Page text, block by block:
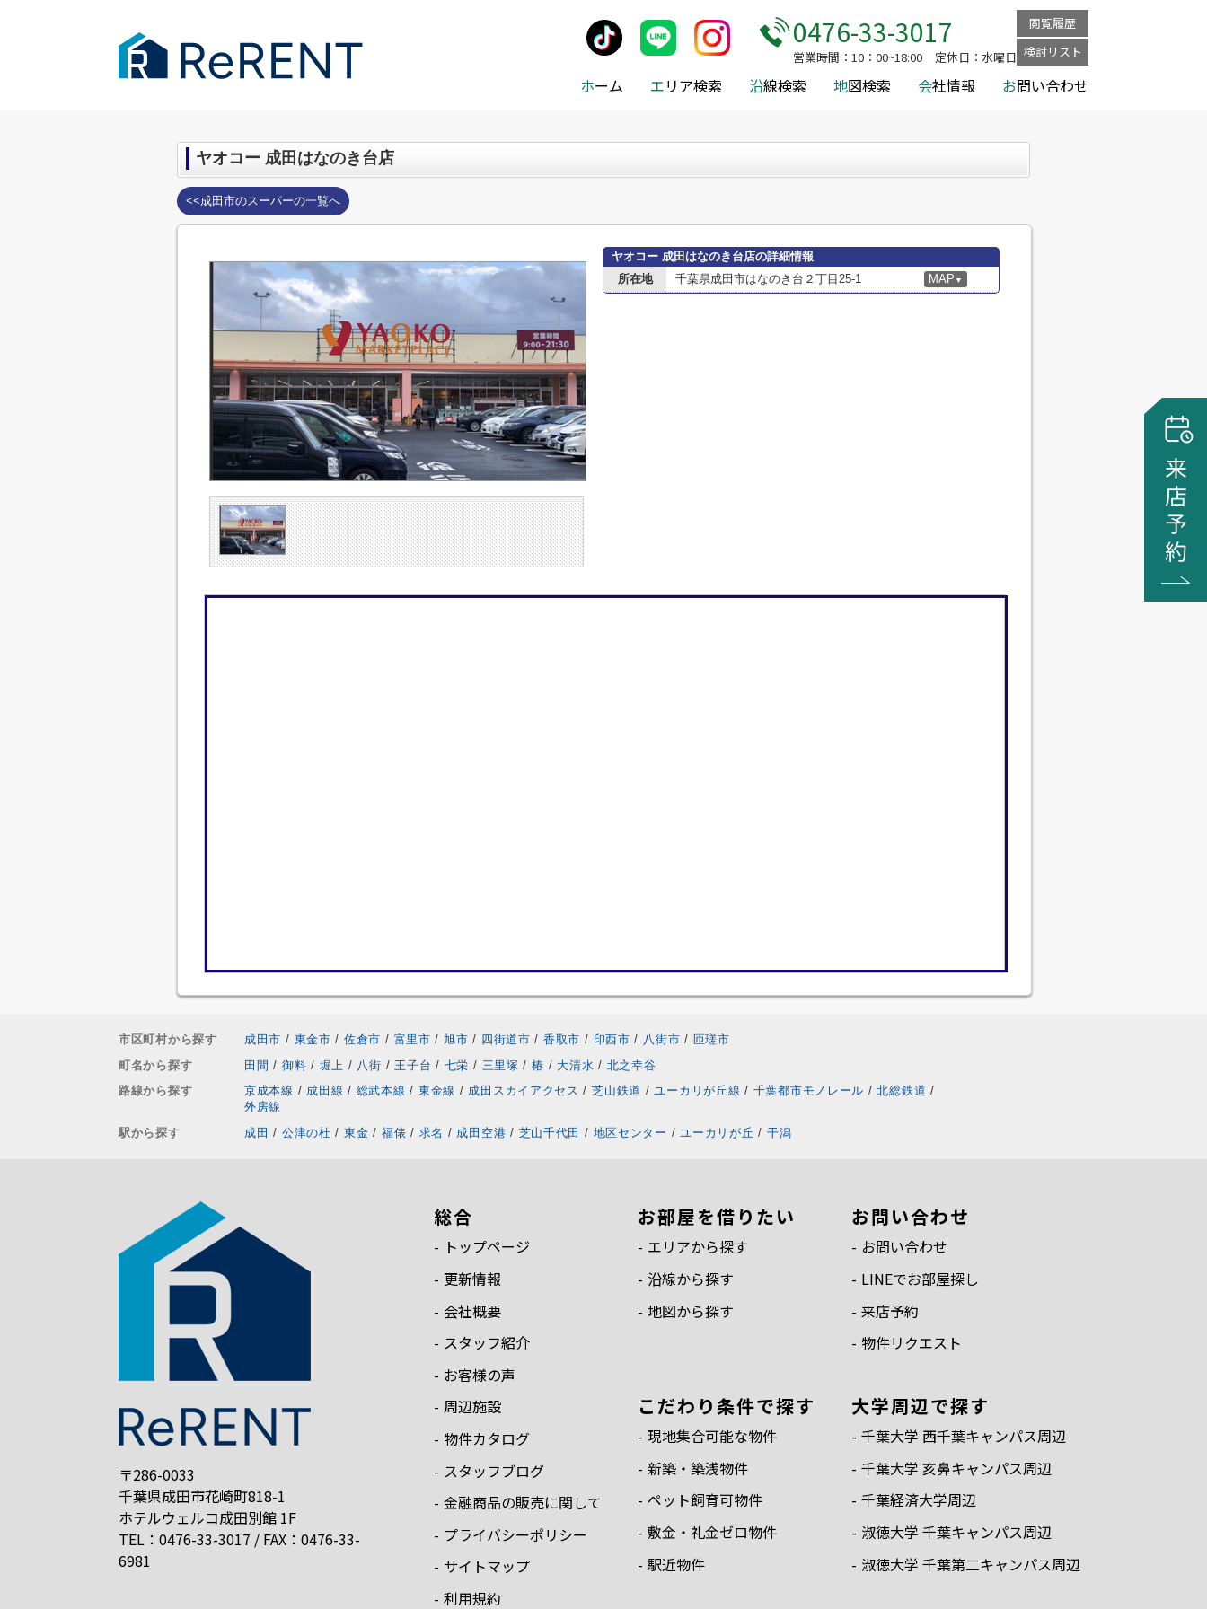
0476-33-3017
営業時間： 10：00~18:00 定休日： 水曜日
閲覧履歴
検討リスト
ホーム エリア検索 沿線検索 地図検索 会社情報 お問い合わせ
成田市のスーパー ヤオコー 成田はなのき台店
ヤオコー 成田はなのき台店
<<成田市のスーパーの一覧へ
ヤオコー 成田はなのき台店の詳細情報
所在地
千葉県成田市はなのき台２丁目25-1 MAP ▼
市区町村から探す 成田市 / 東金市 / 佐倉市 / 富里市 / 旭市 / 四街道市 / 香取市 / 印西市 / 八街市 / 匝瑳市
町名から探す
田間 / 御料 / 堀上 / 八街 / 王子台 / 七栄 / 三里塚 / 椿 / 大清水 / 北之幸谷
路線から探す
京成本線 / 成田線 / 総武本線 / 東金線 / 成田スカイアクセス / 芝山鉄道 / ユーカリが丘線 / 千葉都市モノレール / 北総鉄道 /
外房線
駅から探す
成田 / 公津の杜 / 東金 / 福俵 / 求名 / 成田空港 / 芝山千代田 / 地区センター / ユーカリが丘 / 干潟
〒286-0033
千葉県成田市花崎町818-1
ホテルウェルコ成田別館 1F
TEL：0476-33-3017 / FAX：0476-33-
6981
総合
トップページ
更新情報
会社概要
スタッフ紹介
お客様の声
周辺施設
物件カタログ
スタッフブログ
金融商品の販売に関して
プライバシーポリシー
サイトマップ
利用規約
お部屋を借りたい
エリアから探す
沿線から探す
地図から探す
お問い合わせ
お問い合わせ
LINEでお部屋探し
来店予約
物件リクエスト
こだわり条件で探す
現地集合可能な物件
新築・築浅物件
ペット飼育可物件
敷金・礼金ゼロ物件
駅近物件
⼤学周辺で探す
千葉⼤学 ⻄千葉キャンパス周辺
千葉⼤学 亥⿐キャンパス周辺
千葉経済⼤学周辺
淑徳⼤学 千葉キャンパス周辺
淑徳⼤学 千葉第⼆キャンパス周辺